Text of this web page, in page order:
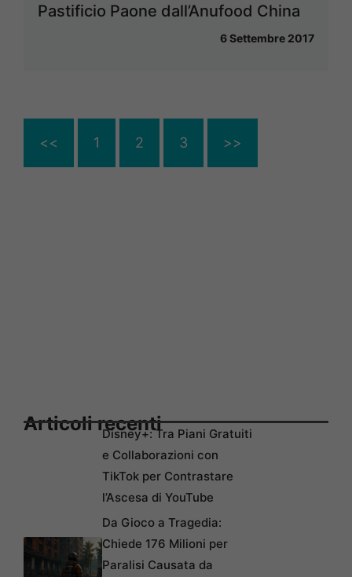
Pastificio Paone dall’Anufood China
6 Settembre 2017
<< 1 2 3 >>
Articoli recentiDisney+: Tra Piani Gratuiti
e Collaborazioni con
TikTok per Contrastare
l’Ascesa di YouTube
Da Gioco a Tragedia:
Chiede 176 Milioni per
Paralisi Causata da